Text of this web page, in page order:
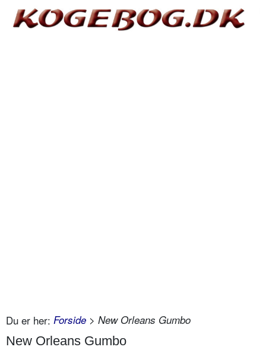
Du er her: Forside > New Orleans Gumbo
New Orleans Gumbo